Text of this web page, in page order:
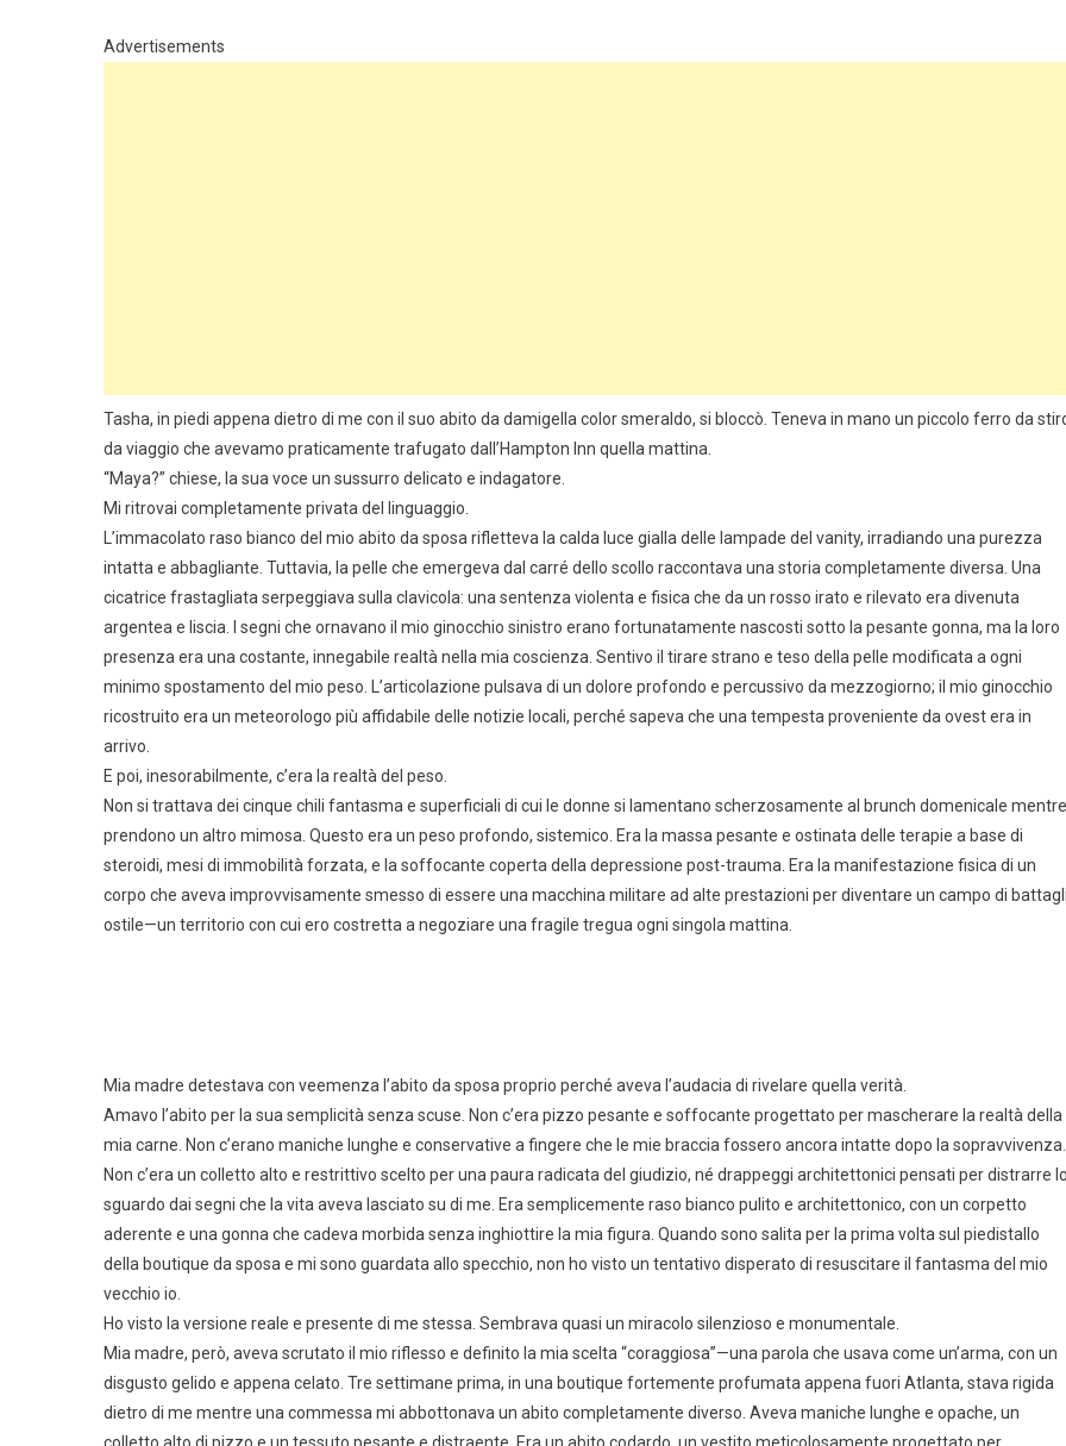
Advertisements
Tasha, in piedi appena dietro di me con il suo abito da damigella color smeraldo, si bloccò. Teneva in mano un piccolo ferro da
da viaggio che avevamo praticamente trafugato dall’Hampton Inn quella mattina.
“Maya?” chiese, la sua voce un sussurro delicato e indagatore.
Mi ritrovai completamente privata del linguaggio.
L’immacolato raso bianco del mio abito da sposa rifletteva la calda luce gialla delle lampade del vanity, irradiando una purezza
intatta e abbagliante. Tuttavia, la pelle che emergeva dal carré dello scollo raccontava una storia completamente diversa. Una
cicatrice frastagliata serpeggiava sulla clavicola: una sentenza violenta e fisica che da un rosso irato e rilevato era divenuta
argentea e liscia. I segni che ornavano il mio ginocchio sinistro erano fortunatamente nascosti sotto la pesante gonna, ma la loro
presenza era una costante, innegabile realtà nella mia coscienza. Sentivo il tirare strano e teso della pelle modificata a ogni
minimo spostamento del mio peso. L’articolazione pulsava di un dolore profondo e percussivo da mezzogiorno; il mio ginocchio
ricostruito era un meteorologo più affidabile delle notizie locali, perché sapeva che una tempesta proveniente da ovest era in
arrivo.
E poi, inesorabilmente, c’era la realtà del peso.
Non si trattava dei cinque chili fantasma e superficiali di cui le donne si lamentano scherzosamente al brunch domenicale mentre
prendono un altro mimosa. Questo era un peso profondo, sistemico. Era la massa pesante e ostinata delle terapie a base di
steroidi, mesi di immobilità forzata, e la soffocante coperta della depressione post-trauma. Era la manifestazione fisica di un
corpo che aveva improvvisamente smesso di essere una macchina militare ad alte prestazioni per diventare un campo di
ostile—un territorio con cui ero costretta a negoziare una fragile tregua ogni singola mattina.
Mia madre detestava con veemenza l’abito da sposa proprio perché aveva l’audacia di rivelare quella verità.
Amavo l’abito per la sua semplicità senza scuse. Non c’era pizzo pesante e soffocante progettato per mascherare la realtà della
mia carne. Non c’erano maniche lunghe e conservative a fingere che le mie braccia fossero ancora intatte dopo la sopravvivenza.
Non c’era un colletto alto e restrittivo scelto per una paura radicata del giudizio, né drappeggi architettonici pensati per distrarre
sguardo dai segni che la vita aveva lasciato su di me. Era semplicemente raso bianco pulito e architettonico, con un corpetto
aderente e una gonna che cadeva morbida senza inghiottire la mia figura. Quando sono salita per la prima volta sul piedistallo
della boutique da sposa e mi sono guardata allo specchio, non ho visto un tentativo disperato di resuscitare il fantasma del mio
vecchio io.
Ho visto la versione reale e presente di me stessa. Sembrava quasi un miracolo silenzioso e monumentale.
Mia madre, però, aveva scrutato il mio riflesso e definito la mia scelta “coraggiosa”—una parola che usava come un’arma, con un
disgusto gelido e appena celato. Tre settimane prima, in una boutique fortemente profumata appena fuori Atlanta, stava rigida
dietro di me mentre una commessa mi abbottonava un abito completamente diverso. Aveva maniche lunghe e opache, un